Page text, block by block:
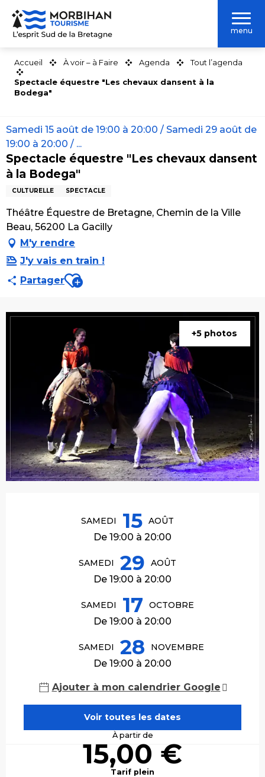
Aller
contenu
menu
Accueil À voir – à Faire Agenda Tout l’agenda
Spectacle équestre "Les chevaux dansent à la
Bodega"
Samedi 15 août de 19:00 à 20:00 / Samedi 29 août de
19:00 à 20:00 / ...
Spectacle équestre "Les chevaux dansent
à la Bodega"
CULTURELLE SPECTACLE
Théâtre Équestre de Bretagne, Chemin de la Ville
Beau, 56200 La Gacilly
M'y rendre
J'y vais en train !
PartagerAjouter aux favoris
+5 photos
SAMEDI 15 AOÛT
De 19:00 à 20:00
SAMEDI 29 AOÛT
De 19:00 à 20:00
SAMEDI 17 OCTOBRE
De 19:00 à 20:00
SAMEDI 28 NOVEMBRE
De 19:00 à 20:00
Ajouter à mon calendrier Google
Voir toutes les dates
À partir de
15,00 €
Tarif plein